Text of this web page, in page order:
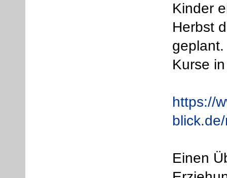
Kinder
Herbst
Kurse
https://
Einen